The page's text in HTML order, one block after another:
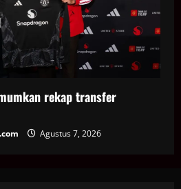
rekap transfer
Agustus 7, 2026